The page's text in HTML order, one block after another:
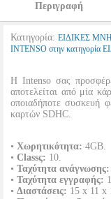
Περιγραφή
Κατηγορία: ΕΙΔΙΚΕΣ
INTENSO στην
Η Intenso σας
αποτελείται από μία
οποιαδήποτε συσκευή
καρτών SDHC.
• Χωρητικότητα: 4GB.
• Classς: 10.
• Ταχύτητα ανάγνωσης:
• Ταχύτητα εγγραφής:
• Διαστάσεις: 15 x 11 x